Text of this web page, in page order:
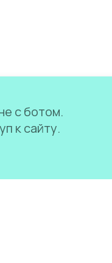
с ботом.
к сайту.